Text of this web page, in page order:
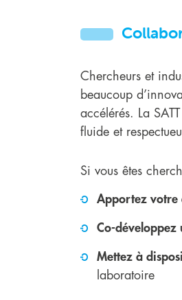
Chercheurs et
beaucoup
accélérés. La
fluide et
Si vous êtes
Apportez votre
Co-
Mettez à
laboratoire